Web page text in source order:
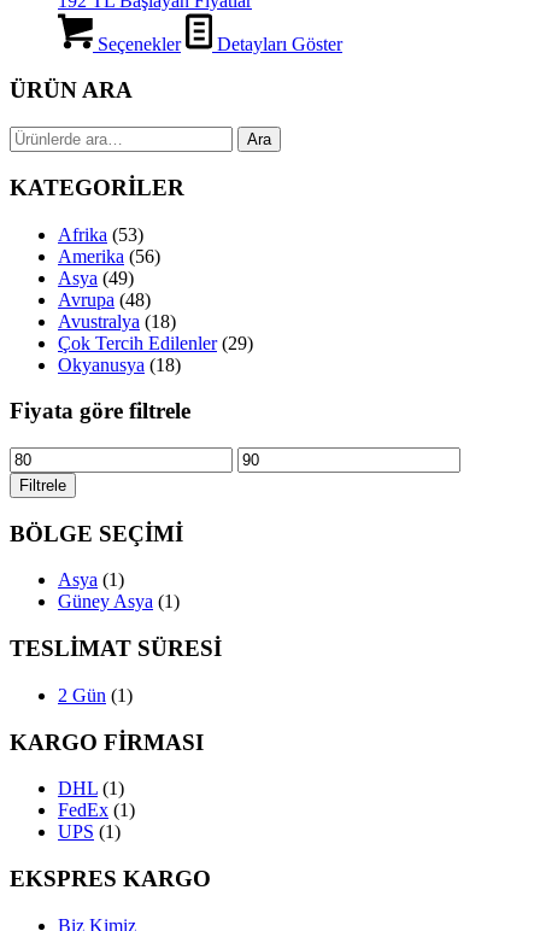
Seçenekler Detayları Göster
ÜRÜN ARA
Ara: Ara
KATEGORİLER
Afrika (53)
Amerika (56)
Asya (49)
Avrupa (48)
Avustralya (18)
Çok Tercih Edilenler (29)
Okyanusya (18)
Fiyata göre filtrele
En
düşük
fiyat
En
yüksek
Filtrele
BÖLGE SEÇİMİ
Asya (1)
Güney Asya (1)
TESLİMAT SÜRESİ
2 Gün (1)
KARGO FİRMASI
DHL (1)
FedEx (1)
UPS (1)
EKSPRES KARGO
Biz Kimiz